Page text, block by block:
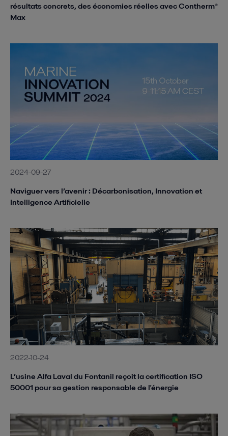
résultats concrets, des économies réelles avec Contherm®
Max
2024-09-27
Naviguer vers l’avenir : Décarbonisation, Innovation et
Intelligence Artificielle
2022-10-24
L’usine Alfa Laval du Fontanil reçoit la certification ISO
50001 pour sa gestion responsable de l'énergie